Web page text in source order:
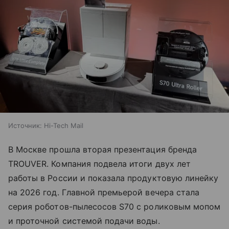
Источник: Hi-Tech Mail
В Москве прошла вторая презентация бренда
TROUVER. Компания подвела итоги двух лет
работы в России и показала продуктовую линейку
на 2026 год. Главной премьерой вечера стала
серия роботов-пылесосов S70 с роликовым мопом
и проточной системой подачи воды.